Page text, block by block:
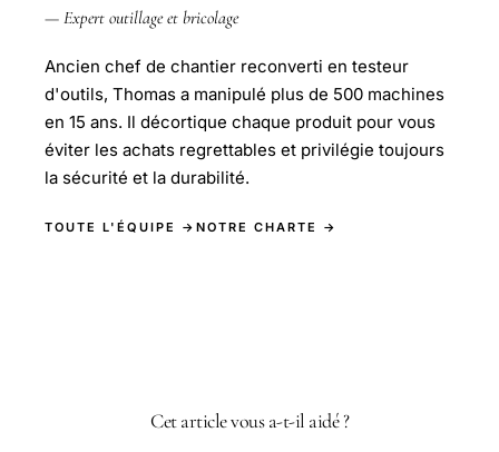
— Expert outillage et bricolage
Ancien chef de chantier reconverti en testeur
d'outils, Thomas a manipulé plus de 500 machines
en 15 ans. Il décortique chaque produit pour vous
éviter les achats regrettables et privilégie toujours
la sécurité et la durabilité.
TOUTE L'ÉQUIPE → NOTRE CHARTE →
Cet article vous a-t-il aidé ?